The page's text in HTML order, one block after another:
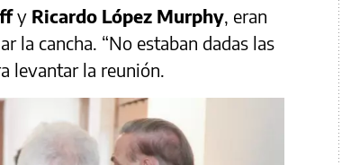
y Ricardo López Murphy, eran
la cancha. “No estaban dadas las
levantar la reunión.